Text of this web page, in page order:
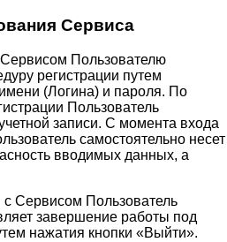
Сервиса
Пользователю
регистрации путем
(Логина) и пароля. По
Пользователь
записи. С момента входа
самостоятельно несет
вводимых данных, а
Сервисом Пользователь
завершение работы под
нажатия кнопки «Выйти».